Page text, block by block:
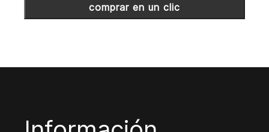
comprar en un clic